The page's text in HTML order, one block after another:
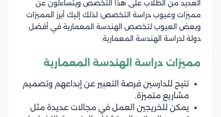
العديد من الطلاب على هذا التخصص ويتساءلون عن
مميزات وعيوب دراسة التخصص؛ لذلك إليك أبرز المميزات
وبعض العيوب لتخصص الهندسة المعمارية في أفضل
دولة لدراسة الهندسة المعمارية:
مميزات دراسة الهندسة المعمارية
تتيح للدارسين فرصة التعبير عن إبداعهم وتصميم
مشاريع متميزة.
يمكن للخريجين العمل في مجالات عديدة مثل